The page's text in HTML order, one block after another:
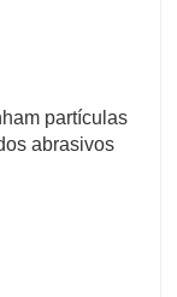
partículas
abrasivos